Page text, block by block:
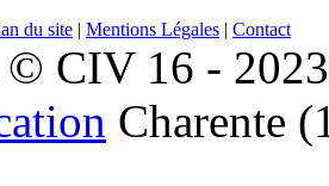
du site | Mentions Légales | Contact
CIV 16 -
Charente